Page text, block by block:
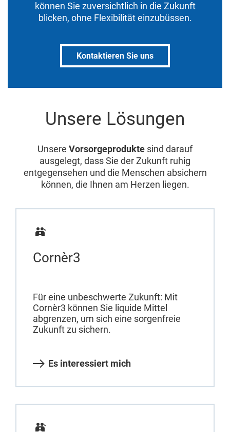
können Sie zuversichtlich in die Zukunft
blicken, ohne Flexibilität einzubüssen.
Kontaktieren Sie uns
Unsere Lösungen
Unsere Vorsorgeprodukte sind darauf
ausgelegt, dass Sie der Zukunft ruhig
entgegensehen und die Menschen absichern
können, die Ihnen am Herzen liegen.
Cornèr3
Für eine unbeschwerte Zukunft: Mit
Cornèr3 können Sie liquide Mittel
abgrenzen, um sich eine sorgenfreie
Zukunft zu sichern.
Es interessiert mich